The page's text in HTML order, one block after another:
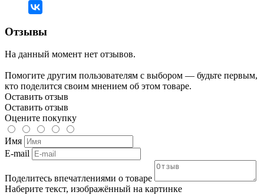
Отзывы
На данный момент нет отзывов.
Помогите другим пользователям с выбором — будьте первым,
кто поделится своим мнением об этом товаре.
Оставить отзыв
Оставить отзыв
Оцените покупку
Имя
E-mail
Поделитесь впечатлениями о товаре
Наберите текст, изображённый на картинке